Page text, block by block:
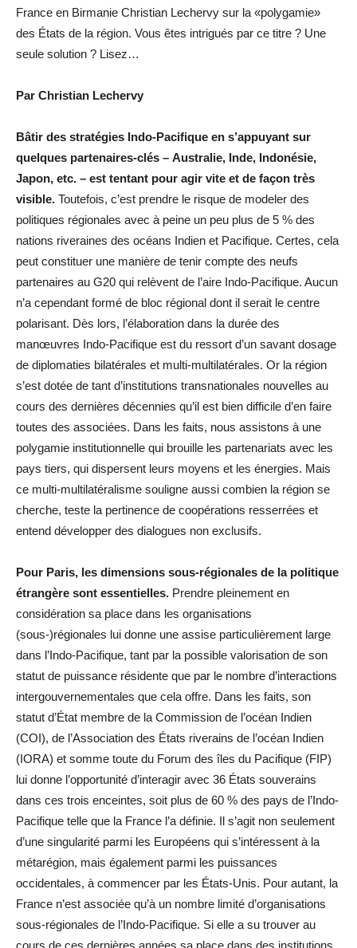
France en Birmanie Christian Lechervy sur la «polygamie»
des États de la région. Vous êtes intrigués par ce titre ? Une
seule solution ? Lisez…
Par Christian Lechervy
Bâtir des stratégies Indo-Pacifique en s’appuyant sur
quelques partenaires-clés – Australie, Inde, Indonésie,
Japon, etc. – est tentant pour agir vite et de façon très
visible. Toutefois, c’est prendre le risque de modeler des
politiques régionales avec à peine un peu plus de 5 % des
nations riveraines des océans Indien et Pacifique. Certes, cela
peut constituer une manière de tenir compte des neufs
partenaires au G20 qui relèvent de l’aire Indo-Pacifique. Aucun
n’a cependant formé de bloc régional dont il serait le centre
polarisant. Dès lors, l’élaboration dans la durée des
manœuvres Indo-Pacifique est du ressort d’un savant dosage
de diplomaties bilatérales et multi-multilatérales. Or la région
s’est dotée de tant d’institutions transnationales nouvelles au
cours des dernières décennies qu’il est bien difficile d’en faire
toutes des associées. Dans les faits, nous assistons à une
polygamie institutionnelle qui brouille les partenariats avec les
pays tiers, qui dispersent leurs moyens et les énergies. Mais
ce multi-multilatéralisme souligne aussi combien la région se
cherche, teste la pertinence de coopérations resserrées et
entend développer des dialogues non exclusifs.
Pour Paris, les dimensions sous-régionales de la politique
étrangère sont essentielles. Prendre pleinement en
considération sa place dans les organisations
(sous-)régionales lui donne une assise particulièrement large
dans l’Indo-Pacifique, tant par la possible valorisation de son
statut de puissance résidente que par le nombre d’interactions
intergouvernementales que cela offre. Dans les faits, son
statut d’État membre de la Commission de l’océan Indien
(COI), de l’Association des États riverains de l’océan Indien
(IORA) et somme toute du Forum des îles du Pacifique (FIP)
lui donne l’opportunité d’interagir avec 36 États souverains
dans ces trois enceintes, soit plus de 60 % des pays de l’Indo-
Pacifique telle que la France l’a définie. Il s’agit non seulement
d’une singularité parmi les Européens qui s’intéressent à la
métarégion, mais également parmi les puissances
occidentales, à commencer par les États-Unis. Pour autant, la
France n’est associée qu’à un nombre limité d’organisations
sous-régionales de l’Indo-Pacifique. Si elle a su trouver au
cours de ces dernières années sa place dans des institutions